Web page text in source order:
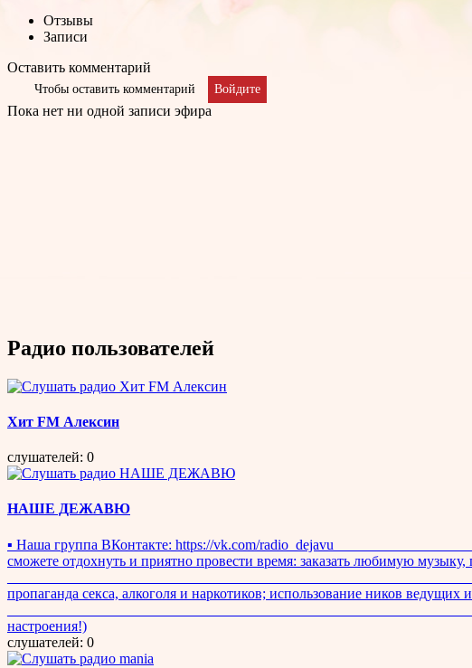
Отзывы
Записи
Оставить комментарий
Чтобы оставить комментарий Войдите
Пока нет ни одной записи эфира
Радио пользователей
Хит FM Алексин
слушателей: 0
НАШЕ ДЕЖАВЮ
▪ Наша группа ВКонтакте: https://vk.com/radio_dejavu
сможете отдохнуть и приятно провести время: заказать любимую
пропаганда секса, алкоголя и наркотиков; использование ников
настроения!)
слушателей: 0